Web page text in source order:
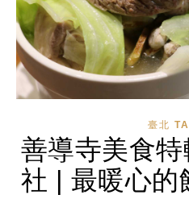
臺北
善導寺美食
社 | 最暖心的